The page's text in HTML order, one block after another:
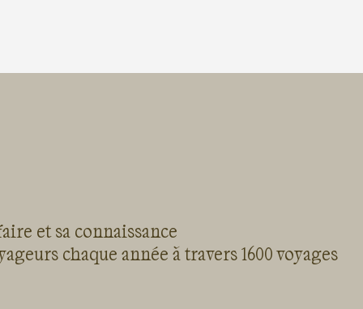
et sa connaissance
chaque année à travers 1600 voyages